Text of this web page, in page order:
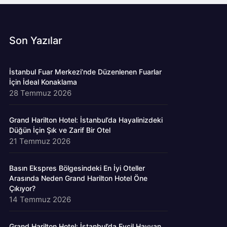
Son Yazılar
İstanbul Fuar Merkezi’nde Düzenlenen Fuarlar
İçin İdeal Konaklama
28 Temmuz 2026
Grand Harilton Hotel: İstanbul’da Hayalinizdeki
Düğün İçin Şık ve Zarif Bir Otel
21 Temmuz 2026
Basın Ekspres Bölgesindeki En İyi Oteller
Arasında Neden Grand Harilton Hotel Öne
Çıkıyor?
14 Temmuz 2026